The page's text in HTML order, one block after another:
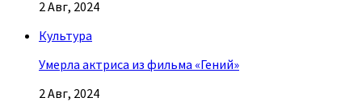
2 Авг, 2024
Культура
Умерла актриса из фильма «Гений»
2 Авг, 2024